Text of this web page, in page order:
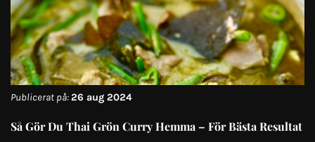
Publicerat på:26 aug 2024
Så Gör Du Thai Grön Curry Hemma – För Bästa Resultat